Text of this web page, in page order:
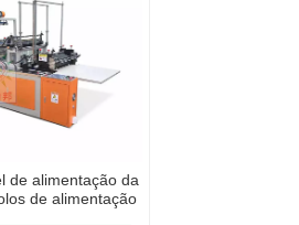
de alimentação da
de alimentação